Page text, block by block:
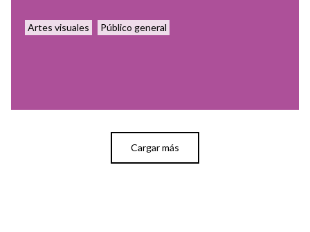
Artes visuales Público general
Cargar más